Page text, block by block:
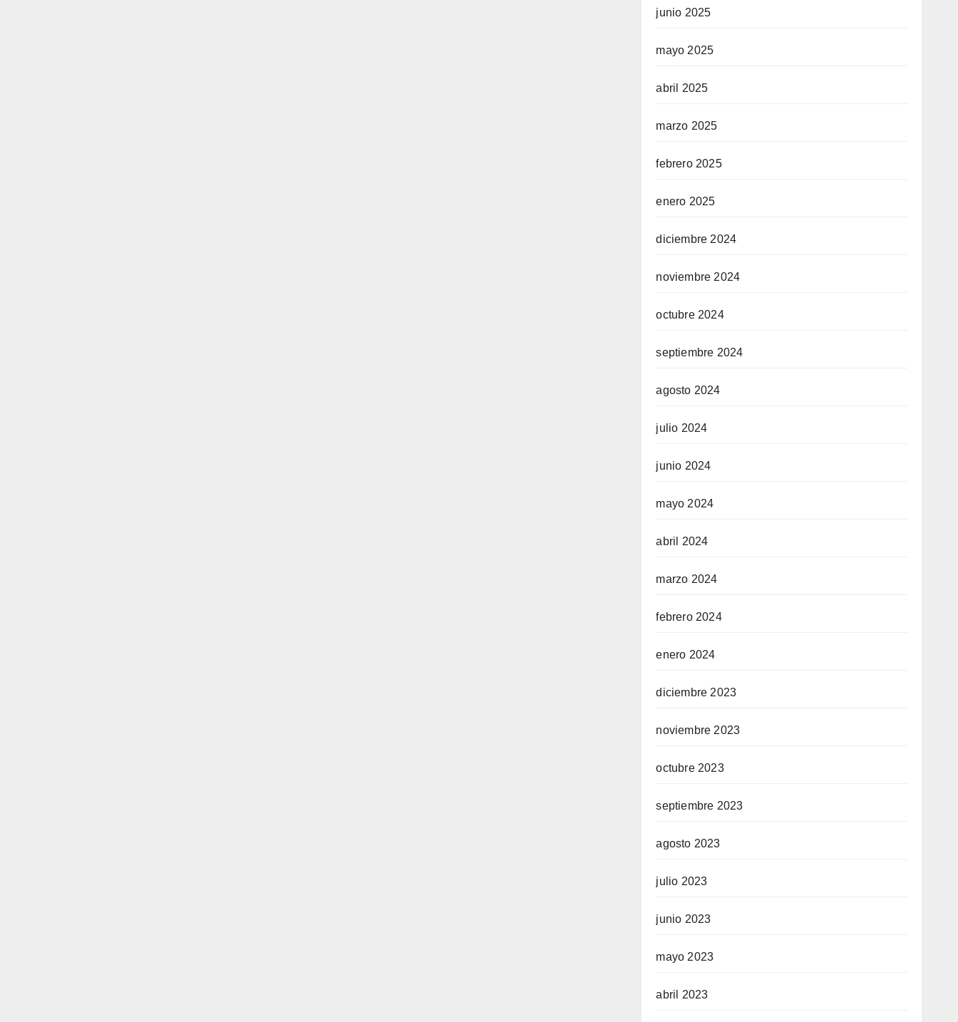
junio 2025
mayo 2025
abril 2025
marzo 2025
febrero 2025
enero 2025
diciembre 2024
noviembre 2024
octubre 2024
septiembre 2024
agosto 2024
julio 2024
junio 2024
mayo 2024
abril 2024
marzo 2024
febrero 2024
enero 2024
diciembre 2023
noviembre 2023
octubre 2023
septiembre 2023
agosto 2023
julio 2023
junio 2023
mayo 2023
abril 2023